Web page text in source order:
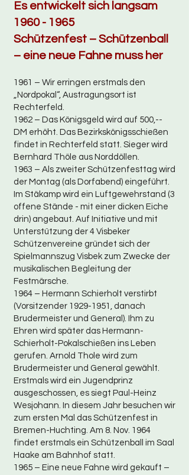
Es entwickelt sich langsam
1960 - 1965
Schützenfest – Schützenball
– eine neue Fahne muss her
1961 – Wir erringen erstmals den
„Nordpokal“, Austragungsort ist
Rechterfeld.
1962 – Das Königsgeld wird auf 500,--
DM erhöht. Das Bezirkskönigsschießen
findet in Rechterfeld statt. Sieger wird
Bernhard Thöle aus Norddöllen.
1963 – Als zweiter Schützenfesttag wird
der Montag (als Dorfabend) eingeführt.
Im Stäkamp wird ein Luftgewehrstand (3
offene Stände - mit einer dicken Eiche
drin) angebaut. Auf Initiative und mit
Unterstützung der 4 Visbeker
Schützenvereine gründet sich der
Spielmannszug Visbek zum Zwecke der
musikalischen Begleitung der
Festmärsche.
1964 – Hermann Schierholt verstirbt
(Vorsitzender 1929-1951 , danach
Brudermeister und General). Ihm zu
Ehren wird später das Hermann-
Schierholt-Pokalschießen ins Leben
gerufen. Arnold Thole wird zum
Brudermeister und General gewählt.
Erstmals wird ein Jugendprinz
ausgeschossen, es siegt Paul-Heinz
Wesjohann. In diesem Jahr besuchen wir
zum ersten Mal das Schützenfest in
Bremen-Huchting. Am 8. Nov. 1964
findet erstmals ein Schützenball im Saal
Haake am Bahnhof statt.
1965 – Eine neue Fahne wird gekauft –